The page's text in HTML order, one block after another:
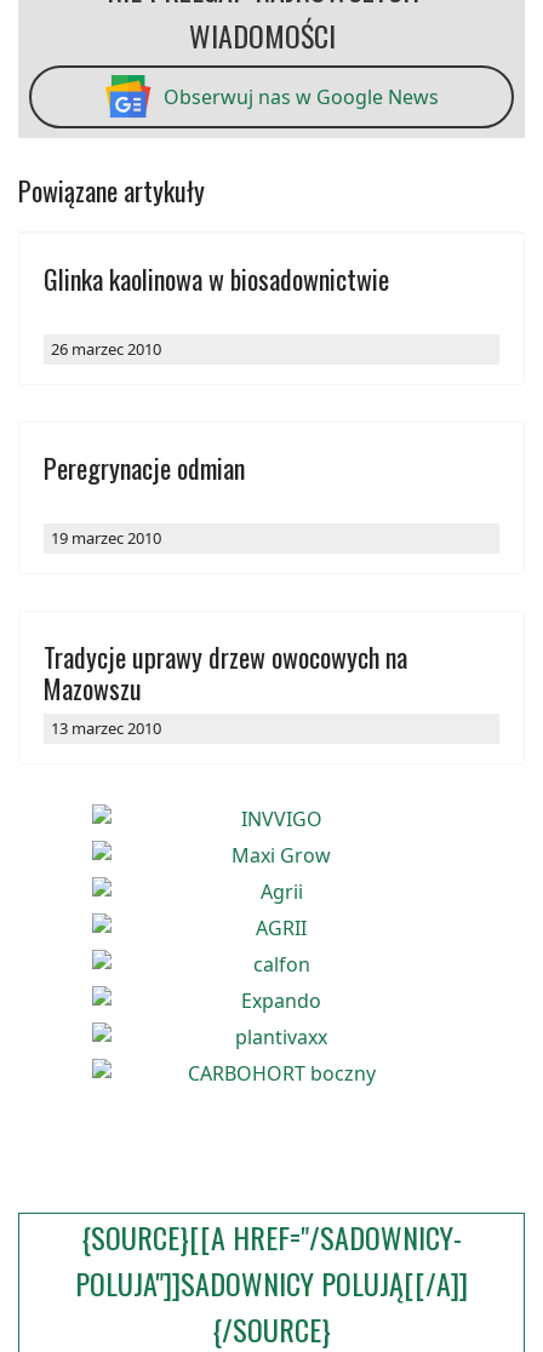
WIADOMOŚCI
Obserwuj nas w Google News
Powiązane artykuły
Glinka kaolinowa w biosadownictwie
26 marzec 2010
Peregrynacje odmian
19 marzec 2010
Tradycje uprawy drzew owocowych na
Mazowszu
13 marzec 2010
{SOURCE}[[A HREF="/SADOWNICY-
POLUJA"]]SADOWNICY POLUJĄ[[/A]]
{/SOURCE}